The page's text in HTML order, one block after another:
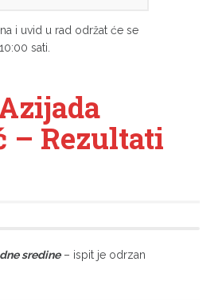
i uvid u rad održat će se
sati.
– Rezultati
sredine– ispit je odrzan